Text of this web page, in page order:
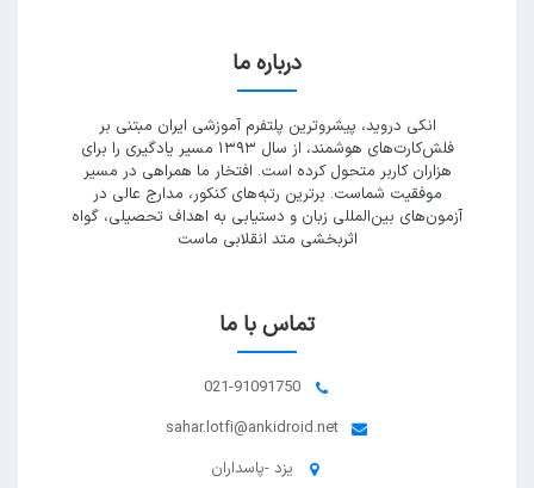
درباره ما
انکی دروید، پیشروترین پلتفرم آموزشی ایران مبتنی بر
فلش‌کارت‌های هوشمند، از سال ۱۳۹۳ مسیر یادگیری را برای
هزاران کاربر متحول کرده است. افتخار ما همراهی در مسیر
موفقیت شماست. برترین رتبه‌های کنکور، مدارج عالی در
آزمون‌های بین‌المللی زبان و دستیابی به اهداف تحصیلی، گواه
اثربخشی متد انقلابی ماست
تماس با ما
021-91091750
sahar.lotfi@ankidroid.net
یزد -پاسداران